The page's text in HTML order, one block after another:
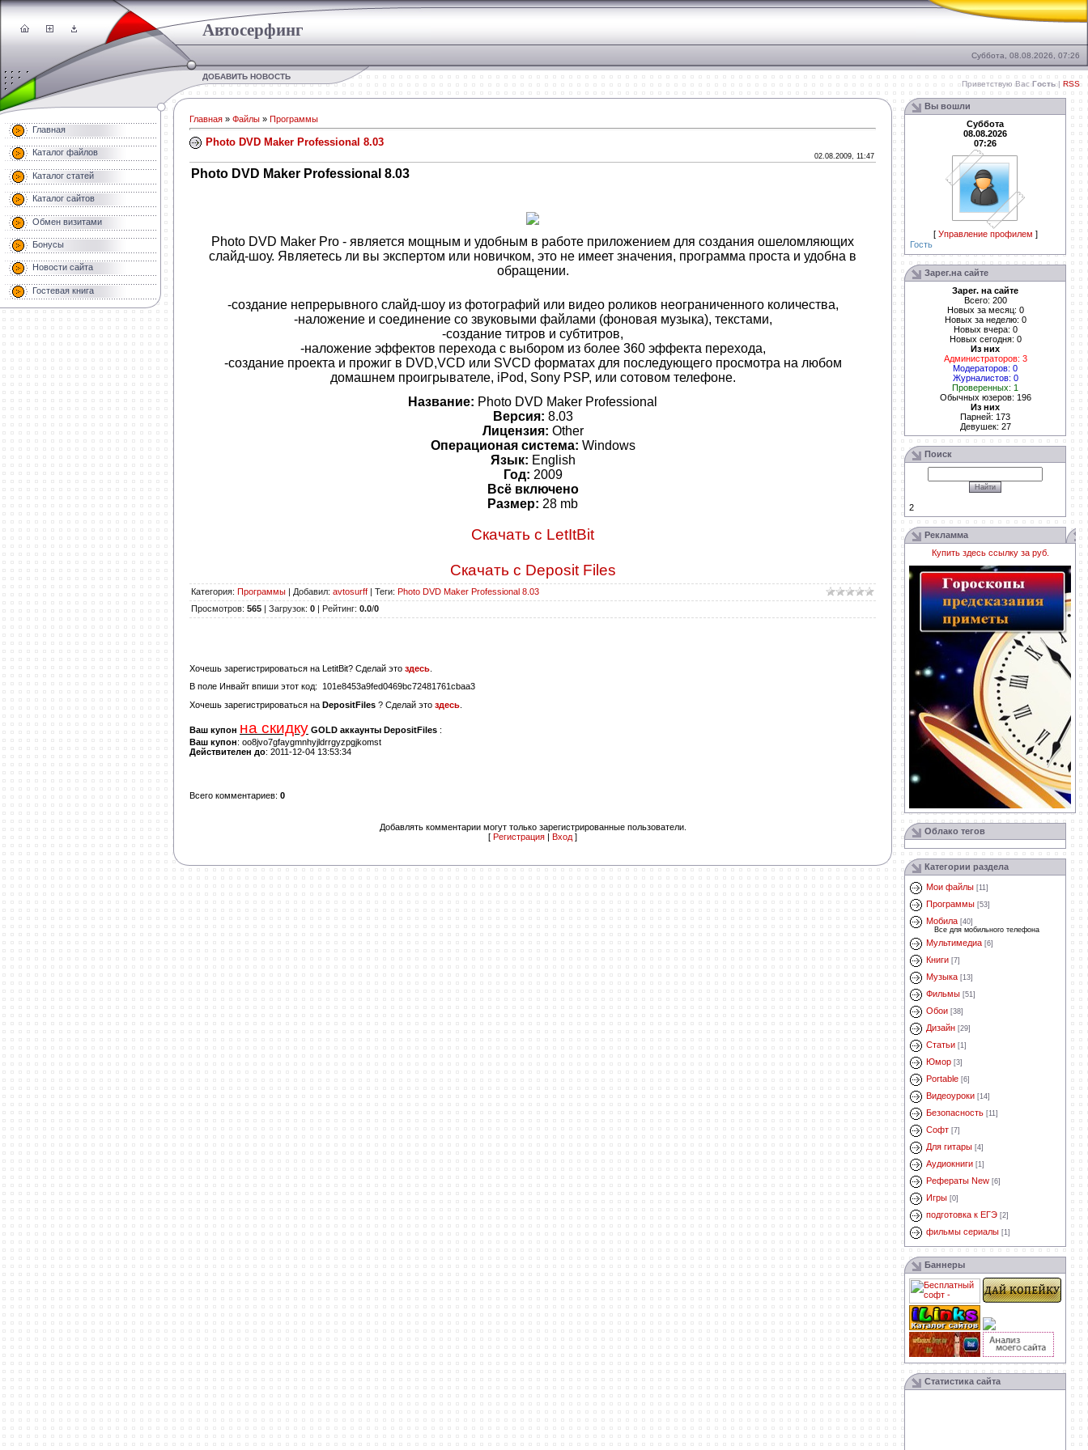
Автосерфинг
Суббота, 08.08.2026, 07:26
ДОБАВИТЬ НОВОСТЬ
Приветствую Вас Гость | RSS
Главная
Каталог файлов
Каталог статей
Каталог сайтов
Обмен визитами
Бонусы
Новости сайта
Гостевая книга
Главная » Файлы » Программы
Photo DVD Maker Professional 8.03
02.08.2009, 11:47
Photo DVD Maker Professional 8.03
Photo DVD Maker Pro - является мощным и удобным в работе приложением для создания ошеломляющих
слайд-шоу. Являетесь ли вы экспертом или новичком, это не имеет значения, программа проста и удобна в
обращении.
-создание непрерывного слайд-шоу из фотографий или видео роликов неограниченного количества,
-наложение и соединение со звуковыми файлами (фоновая музыка), текстами,
-создание титров и субтитров,
-наложение эффектов перехода с выбором из более 360 эффекта перехода,
-создание проекта и прожиг в DVD,VCD или SVCD форматах для последующего просмотра на любом
домашнем проигрывателе, iPod, Sony PSP, или сотовом телефоне.
Название: Photo DVD Maker Professional
Версия: 8.03
Лицензия: Other
Операционая система: Windows
Язык: English
Год: 2009
Всё включено
Размер: 28 mb
Скачать с LetItBit
Скачать с Deposit Files
Категория: Программы | Добавил: avtosurff | Теги: Photo DVD Maker Professional 8.03
Просмотров: 565 | Загрузок: 0 | Рейтинг: 0.0/0
Хочешь зарегистрироваться на LetitBit? Сделай это здесь
В поле Инвайт впиши этот код: 101e8453a9fed0469bc72481761cbaa3
Хочешь зарегистрироваться на DepositFiles ? Сделай это здесь
Ваш купон на скидку GOLD аккаунты DepositFiles :
Ваш купон: oo8jvo7gfaygmnhyjldrrgyzpgjkomst
Действителен до: 2011-12-04 13:53:34
Всего комментариев: 0
Добавлять комментарии могут только зарегистрированные пользователи.
[ Регистрация | Вход ]
Вы вошли
Суббота
08.08.2026
07:26
[ Управление профилем ]
Гость
Зарег.на сайте
Зарег. на сайте
Всего: 200
Новых за месяц: 0
Новых за неделю: 0
Новых вчера: 0
Новых сегодня: 0
Из них
Администраторов: 3
Модераторов: 0
Журналистов: 0
Проверенных: 1
Обычных юзеров: 196
Из них
Парней: 173
Девушек: 27
Поиск
2
Рекламма
Купить здесь ссылку за руб.
Облако тегов
Категории раздела
Мои файлы [11]
Программы [53]
Мобила [40]
Все для мобильного телефона
Мультимедиа [6]
Книги [7]
Музыка [13]
Фильмы [51]
Обои [38]
Дизайн [29]
Статьи [1]
Юмор [3]
Portable [6]
Видеоуроки [14]
Безопасность [11]
Софт [7]
Для гитары [4]
Аудиокниги [1]
Рефераты New [6]
Игры [0]
подготовка к ЕГЭ [2]
фильмы сериалы [1]
Баннеры
Статистика сайта